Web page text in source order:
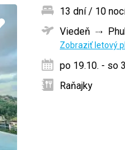
Pridať
13 dní / 10
Viedeň
Zobraziť letový
po 19.10. - so
Raňajky